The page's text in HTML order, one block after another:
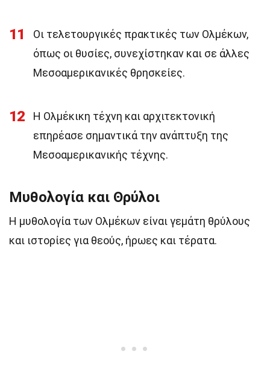
11
Οι τελετουργικές πρακτικές των Ολμέκων,
όπως οι θυσίες, συνεχίστηκαν και σε άλλες
Μεσοαμερικανικές θρησκείες.
12
Η Ολμέκικη τέχνη και αρχιτεκτονική
επηρέασε σημαντικά την ανάπτυξη της
Μεσοαμερικανικής τέχνης.
Μυθολογία και Θρύλοι
Η μυθολογία των Ολμέκων είναι γεμάτη θρύλους
και ιστορίες για θεούς, ήρωες και τέρατα.